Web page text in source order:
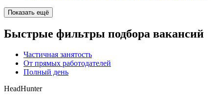
Показать ещё
Быстрые фильтры подбора вакансий
Частичная занятость
От прямых работодателей
Полный день
HeadHunter